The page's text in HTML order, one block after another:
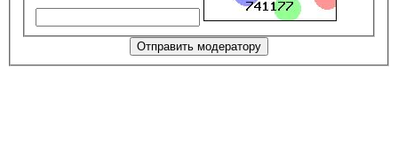
Отправить модератору